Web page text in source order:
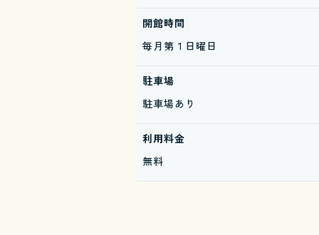
開館時間
毎月第１日曜日
駐車場
駐車場あり
利用料金
無料